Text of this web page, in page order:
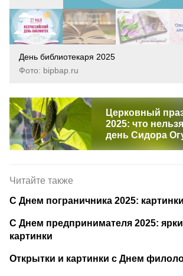
День библиотекаря 2025
Фото: bipbap.ru
Церковный
2025: что
день Сидора
Читайте также
С Днем пограничника 2025:
С Днем предпринимателя 2025:
картинки
Открытки и картинки с Днем